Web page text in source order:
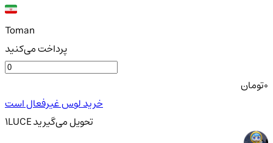
Toman
پرداخت می‌کنید
تومان
خرید لوس غیرفعال است
1LUCE تحویلمی‌گیرید